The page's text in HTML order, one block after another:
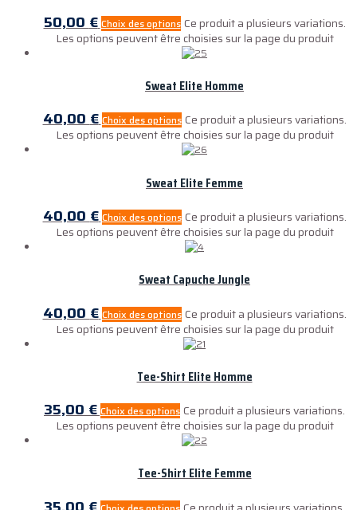
50,00€ Choix des options Ce produit a plusieurs variations.
Les options peuvent être choisies sur la page du produit
Sweat Elite Homme
40,00€ Choix des options Ce produit a plusieurs variations.
Les options peuvent être choisies sur la page du produit
Sweat Elite Femme
40,00€ Choix des options Ce produit a plusieurs variations.
Les options peuvent être choisies sur la page du produit
Sweat Capuche Jungle
40,00 € Choix des options Ce produit a plusieurs variations.
Les options peuvent être choisies sur la page du produit
Tee-Shirt Elite Homme
35,00€ Choix des options Ce produit a plusieurs variations.
Les options peuvent être choisies sur la page du produit
Tee-Shirt Elite Femme